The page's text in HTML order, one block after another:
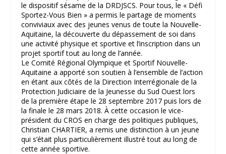
le dispositif sésame de la DRDJSCS. Pour tous, le « Défi
Sportez-Vous Bien » a permis le partage de moments
conviviaux avec des jeunes venus de toute la Nouvelle-
Aquitaine, la découverte du dépassement de soi dans
une activité physique et sportive et l’inscription dans un
projet sportif tout au long de l’année.
Le Comité Régional Olympique et Sportif Nouvelle-
Aquitaine a apporté son soutien à l’ensemble de l’action
en étant aux côtés de la Direction Interrégionale de la
Protection Judiciaire de la Jeunesse du Sud Ouest lors
de la première étape le 28 septembre 2017 puis lors de
la finale le 28 mars 2018. À cette occasion le vice-
président du CROS en charge des politiques publiques,
Christian CHARTIER, a remis une distinction à un jeune
qui s’était plus particulièrement illustré tout au long de
cette année sportive.